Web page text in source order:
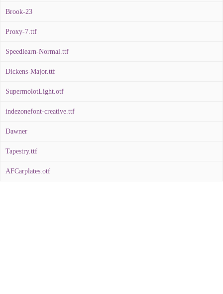
Brook-23
Proxy-7.ttf
Speedlearn-Normal.ttf
Dickens-Major.ttf
SupermolotLight.otf
indezonefont-creative.ttf
Dawner
Tapestry.ttf
AFCarplates.otf